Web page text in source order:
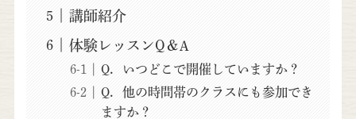
講師紹介
体験レッスンQ＆A
Q．いつどこで開催していますか？
Q．他の時間帯のクラスにも参加でき
ますか？